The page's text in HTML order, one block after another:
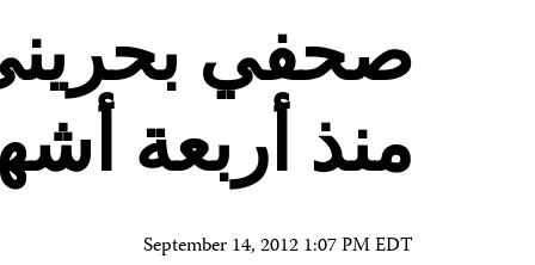
صحفي
منذ أربعة
September 14, 2012 1:07 PM EDT